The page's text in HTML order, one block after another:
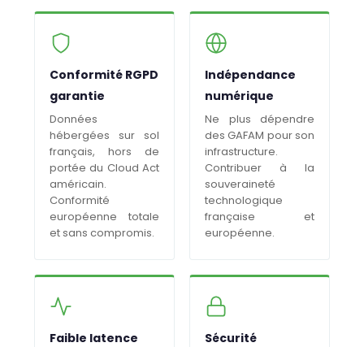
Conformité RGPD
garantie
Données
hébergées sur sol
français, hors de
portée du Cloud Act
américain.
Conformité
européenne totale
et sans compromis.
Indépendance
numérique
Ne plus dépendre
des GAFAM pour son
infrastructure.
Contribuer à la
souveraineté
technologique
française et
européenne.
Faible latence
Sécurité